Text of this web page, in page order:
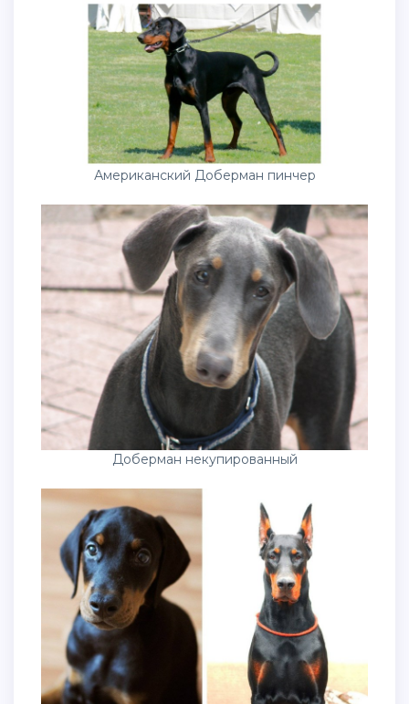
Американский Доберман пинчер
Доберман некупированный